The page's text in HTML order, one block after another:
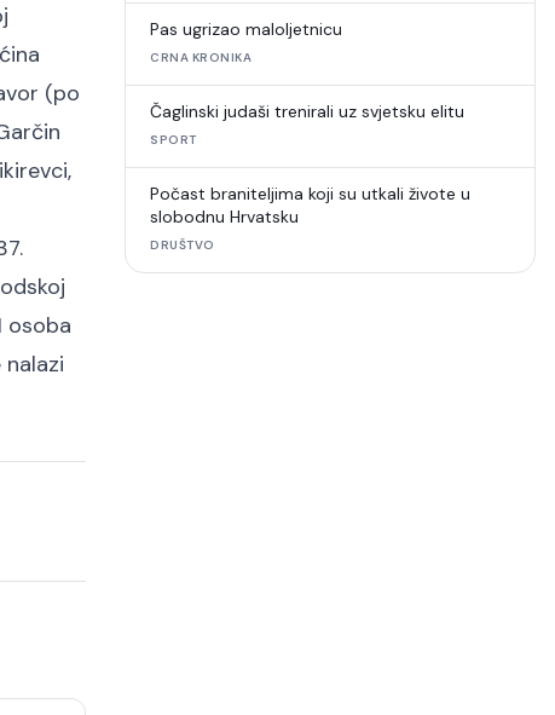
(po
osoba
Pas ugrizao maloljetnicu
CRNA KRONIKA
Čaglinski judaši trenirali uz svjetsku elitu
SPORT
Počast braniteljima koji su utkali živote u
slobodnu Hrvatsku
DRUŠTVO